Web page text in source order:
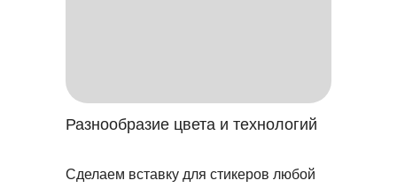
Сделаем вставку для стикеров любой
Разнообразие цвета и технологий